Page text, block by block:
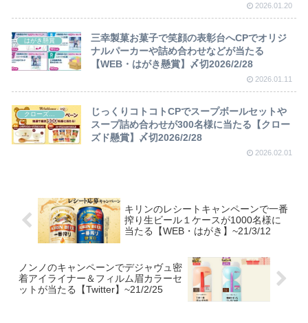
2026.01.20
はがき懸賞
三幸製菓お菓子で笑顔の表彰台へCPでオリジ
ナルパーカーや詰め合わせなどが当たる
【WEB・はがき懸賞】〆切2026/2/28
2026.01.11
クローズド懸賞
じっくりコトコトCPでスープボールセットや
スープ詰め合わせが300名様に当たる【クロー
ズド懸賞】〆切2026/2/28
2026.02.01
キリンのレシートキャンペーンで一番
搾り生ビール１ケースが1000名様に
当たる【WEB・はがき】~21/3/12
ノンノのキャンペーンでデジャヴュ密
着アイライナー＆フィルム眉カラーセ
ットが当たる【Twitter】~21/2/25